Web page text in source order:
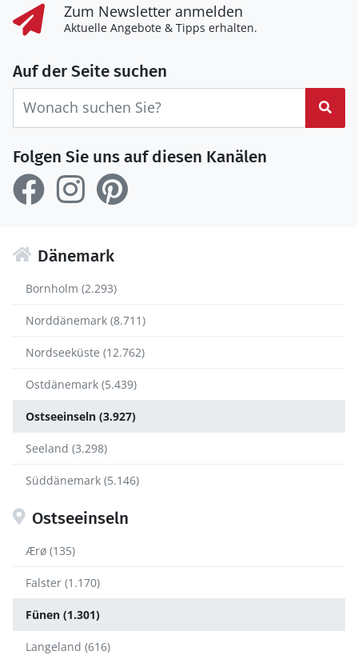
Zum Newsletter anmelden
Aktuelle Angebote & Tipps erhalten.
Auf der Seite suchen
Folgen Sie uns auf diesen Kanälen
Dänemark
Bornholm (2.293)
Norddänemark (8.711)
Nordseeküste (12.762)
Ostdänemark (5.439)
Ostseeinseln (3.927)
Seeland (3.298)
Süddänemark (5.146)
Ostseeinseln
Ærø (135)
Falster (1.170)
Fünen (1.301)
Langeland (616)